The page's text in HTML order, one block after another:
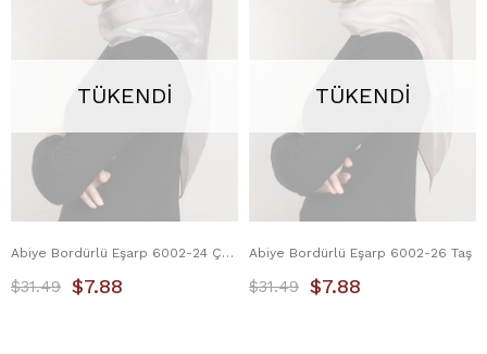
TÜKENDI
Abiye Bordürlü Eşarp 6002-24 Çöl Kahvesi
$7.88
$31.49
TÜKENDI
Abiye Bordürlü Eşarp 6002-26 Taş
$7.88
$31.49